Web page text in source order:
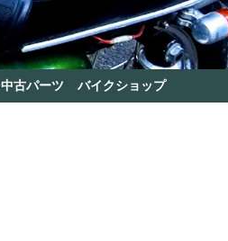
中古パーツ バイクショップ